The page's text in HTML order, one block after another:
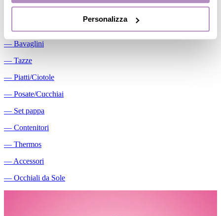
Personalizza
―Massaggiagengive
― Bavaglini
― Tazze
― Piatti/Ciotole
― Posate/Cucchiai
― Set pappa
― Contenitori
― Thermos
― Accessori
― Occhiali da Sole